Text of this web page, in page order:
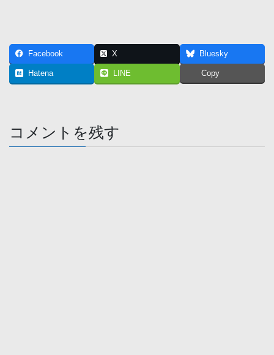
Facebook X Bluesky
Hatena LINE Copy
コメントを残す